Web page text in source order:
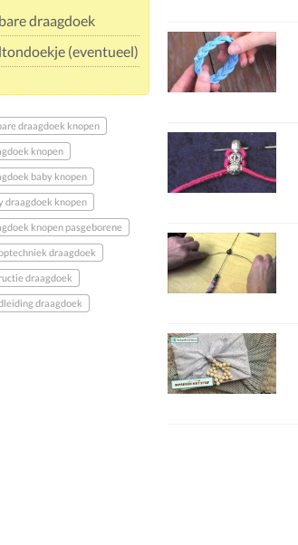
draagdoek
(eventueel)
draagdoek knopen
knopen
baby knopen
draagdoek knopen
knopen pasgeborene
draagdoek
draagdoek
draagdoek